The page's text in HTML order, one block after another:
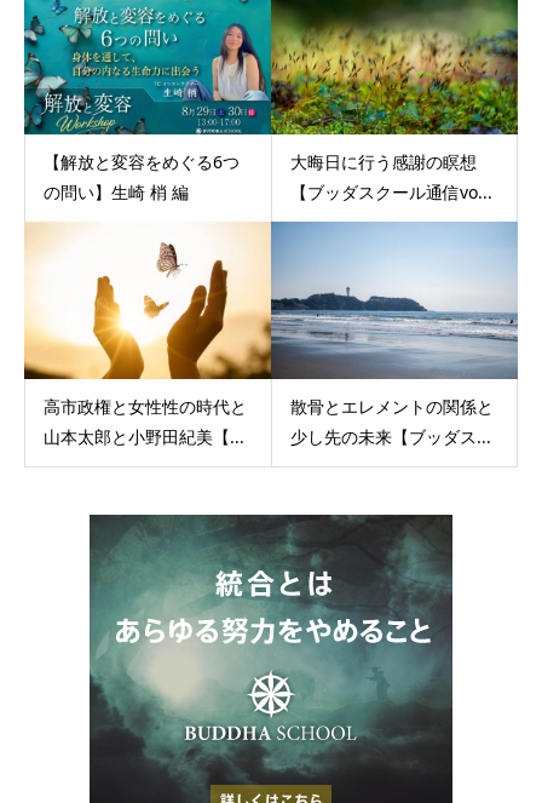
【解放と変容をめぐる6つ
の問い】生崎 梢 編
大晦日に行う感謝の瞑想
【ブッダスクール通信vo...
高市政権と女性性の時代と
山本太郎と小野田紀美【...
散骨とエレメントの関係と
少し先の未来【ブッダス...